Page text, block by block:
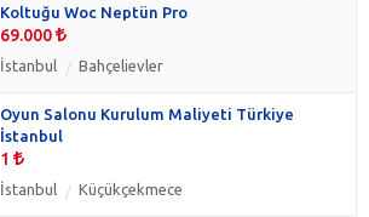
Koltuğu Woc Neptün Pro
69.000
İstanbul Bahçelievler
Oyun Salonu Kurulum Maliyeti Türkiye
İstanbul
1
İstanbul Küçükçekmece